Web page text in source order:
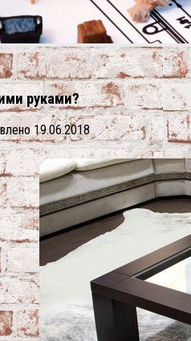
руками?
19.06.2018